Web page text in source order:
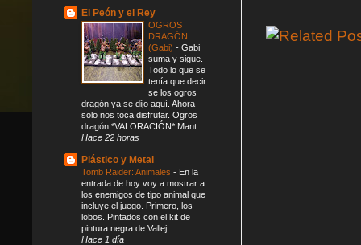
El Peón y el Rey
OGROS
DRAGÓN
(Gabi) - Gabi
suma y sigue.
Todo lo que se
tenía que decir
se los ogros
dragón ya se dijo aquí. Ahora
solo nos toca disfrutar. Ogros
dragón *VALORACIÓN* Mant...
Hace 22 horas
Plástico y Metal
Tomb Raider: Animales - En la
entrada de hoy voy a mostrar a
los enemigos de tipo animal que
incluye el juego. Primero, los
lobos. Pintados con el kit de
pintura negra de Vallej...
Hace 1 día